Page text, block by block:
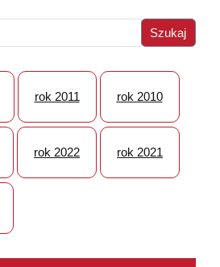
rok 2011 rok 2010
rok 2022 rok 2021